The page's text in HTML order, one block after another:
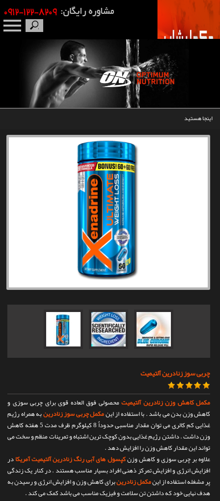
اینجا هستید
چربی سوز زنادرین آلتیمیت
مکمل کاهش وزن زنادرین آلتیمیتمحصولی فوق العاده قوی برای چربی سوزی و
کاهش وزن بدن می باشد . با استفاده از اینمکمل چربی سوز زنادرینبه همراه رژیم
غذایی کم کالری می توان مقدار مناسبی حدوداٌ 8 کیلوگرم ظرف مدت 5 هفته کاهش
وزن داشت . داشتن رژیم غذایی بدون کوچک ترین اشتباه و تمرینات منظم و سخت می
تواند این مقدار کاهش وزن را افزایش دهد .
علاوه بر چربی سوزی و کاهش وزنکپسول های آبی رنگ زنادرین آلتیمیت آمریکادر
افزایش انرژی و افزایش تمرکز ذهنی افراد بسیار مناسب هستند . در کنار یک زندگی
پر مشغله استفاده از اینمکمل زنادرینبرای کاهش وزن و افزایش انرژی و رسیدن به
هدف نهایی خود که داشتن تن سلامت و فیزیک مناسب می باشد کمک می کند .